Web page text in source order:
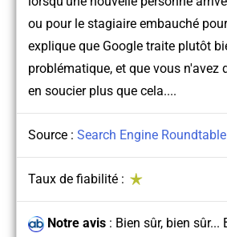
ou pour le stagiaire embauché
explique que Google traite plutôt
problématique, et que vous n'avez
en soucier plus que cela....
Source : Search Engine Roundtable
Taux de fiabilité :
Notre avis: Bien sûr, bien